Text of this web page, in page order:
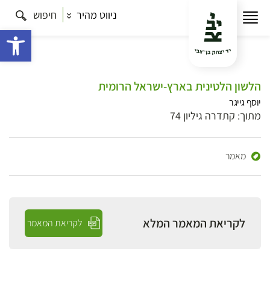
ניווט מהיר חיפוש
הלשון הלטינית בארץ-ישראל הרומית
יוסף גייגר
מתוך: קתדרה גיליון 74
מאמר
לקריאת המאמר המלא לקריאת המאמר